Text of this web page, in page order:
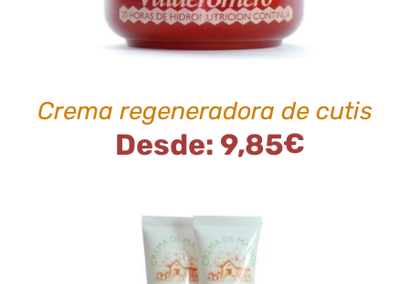
MÚLTIPLES
VARIANTES.
LAS
PUEDEN
ELEGIR
EN
Crema regeneradora de cutis
Desde: 9,85€